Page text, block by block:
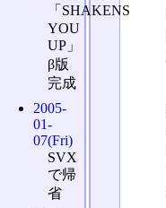
「SHAKENS
YOU
UP」
β版
完成
2005-
01-
07(Fri)
SVX
で帰
省